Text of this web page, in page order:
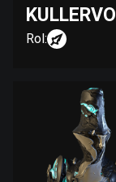
KULLERVO
Rol: